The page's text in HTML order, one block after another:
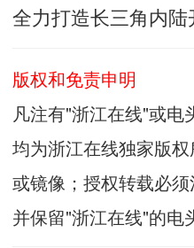
全力打造长三角内陆
版权和免责申明
凡注有"浙江在线"或电
均为浙江在线独家版
或镜像；授权转载必
并保留"浙江在线"的电